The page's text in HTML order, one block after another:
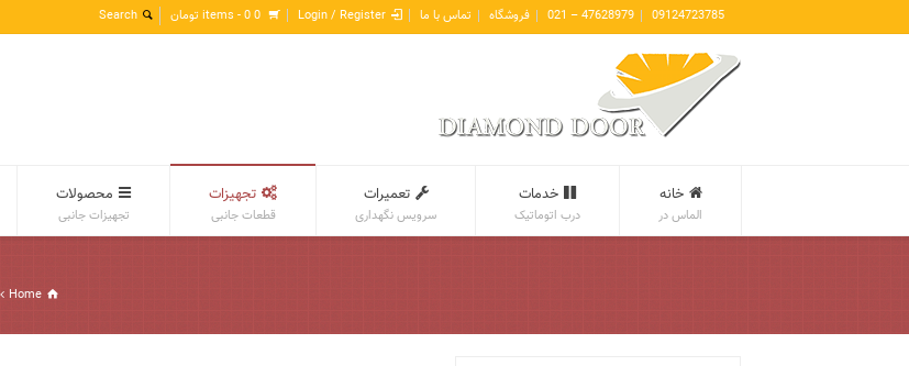
09124723785
47628979 – 021 فروشگاه تماس با ما Login / Register
0 items -
0 تومان
خانه
الماس در
خدمات
درب اتوماتیک
تعمیرات
سرویس نگهداری
تجهیزات
قطعات جانبی
محصولات
تجهیزات جانبی
Home